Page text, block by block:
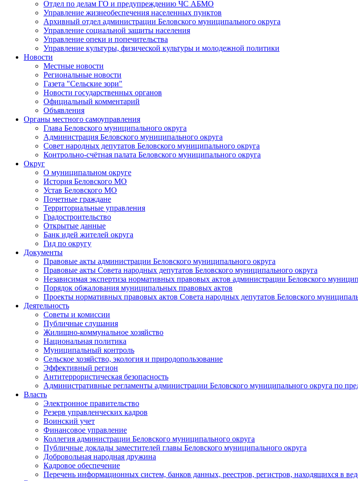
Отдел по делам ГО и предупреждению ЧС АБМО
Управление жизнеобеспечения населенных пунктов
Архивный отдел администрации Беловского муниципального округа
Управление социальной защиты населения
Управление опеки и попечительства
Управление культуры, физической культуры и молодежной политики
Новости
Местные новости
Региональные новости
Газета "Сельские зори"
Новости государственных органов
Официальный комментарий
Объявления
Органы местного самоуправления
Глава Беловского муниципального округа
Администрация Беловского муниципального округа
Совет народных депутатов Беловского муниципального округа
Контрольно-счётная палата Беловского муниципального округа
Округ
О муниципальном округе
История Беловского МО
Устав Беловского МО
Почетные граждане
Территориальные управления
Градостроительство
Открытые данные
Банк идей жителей округа
Гид по округу
Документы
Правовые акты администрации Беловского муниципального округа
Правовые акты Совета народных депутатов Беловского муниципального округа
Независимая экспертиза нормативных правовых актов администрации Беловского
Порядок обжалования муниципальных правовых актов
Проекты нормативных правовых актов Совета народных депутатов Беловского
Деятельность
Советы и комиссии
Публичные слушания
Жилищно-коммунальное хозяйство
Национальная политика
Муниципальный контроль
Сельское хозяйство, экология и природопользование
Эффективный регион
Антитеррористическая безопасность
Административные регламенты администрации Беловского муниципального округа по
Власть
Электронное правительство
Резерв управленческих кадров
Воинский учет
Финансовое управление
Коллегия администрации Беловского муниципального округа
Публичные доклады заместителей главы Беловского муниципального округа
Добровольная народная дружина
Кадровое обеспечение
Перечень информационных систем, банков данных, реестров, регистров, находящихся в